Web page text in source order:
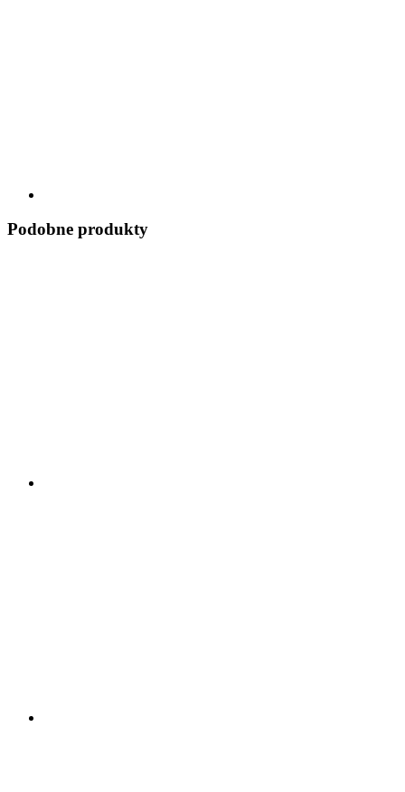
Podobne produkty